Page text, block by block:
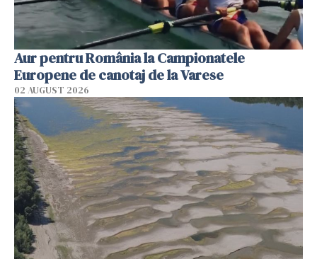
Aur pentru România la Campionatele
Europene de canotaj de la Varese
02 AUGUST 2026